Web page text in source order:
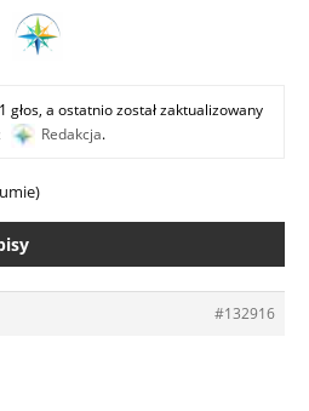
a ostatnio został zaktualizowany
Redakcja.
#132916